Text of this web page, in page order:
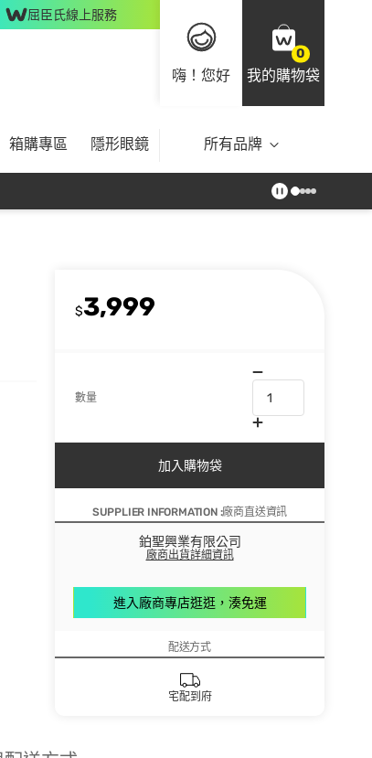
屈臣氏線上服務
嗨！您好
0
我的購物袋
箱購專區 隱形眼鏡 所有品牌
$3,999
數量
加入購物袋
SUPPLIER INFORMATION :廠商直送資訊
鉑聖興業有限公司
廠商出貨詳細資訊
進入廠商專店逛逛，湊免運
配送方式
宅配到府